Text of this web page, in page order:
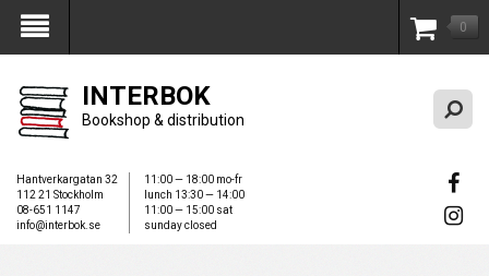
My Account 0
INTERBOK
Bookshop & distribution
Hantverkargatan 32
112 21 Stockholm
08-651 1147
info@interbok.se
11:00 — 18:00 mo-fr
lunch 13:30 — 14:00
11:00 — 15:00 sat
sunday closed